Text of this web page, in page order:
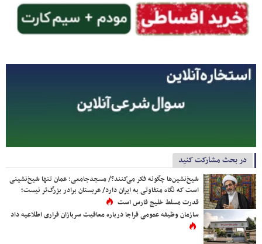
در بحث مشارکت کنید
شیخ‌نشین‌ها چگونه فکر می‌کنند؟/ مسجدجامعی: عمان تنها شیخ‌نشینی
است که نگاه متفاوتی به ایران دارد/ عربستان برادر بزرگ‌تر نیست؛
قدرت مسلط خلیج فارس است
سازمان وظیفه عمومی فراجا درباره معافیت سربازان فراری اطلاعیه داد